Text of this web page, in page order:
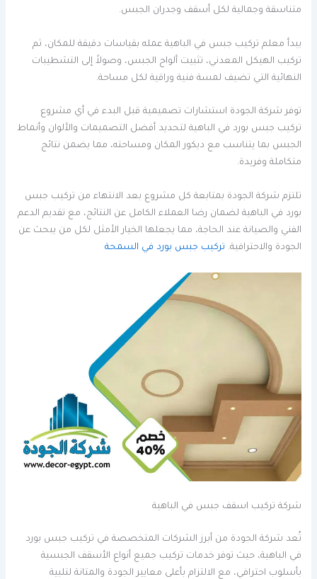
متناسقة وجمالية لكل أسقف وجدران الجبس.
يبدأ معلم تركيب جبس في الباهية عمله بقياسات دقيقة للمكان، ثم
تركيب الهيكل المعدني، تثبيت ألواح الجبس، وصولاً إلى التشطيبات
النهائية التي تضيف لمسة فنية وراقية لكل مساحة.
توفر شركة الجودة استشارات تصميمية قبل البدء في أي مشروع
تركيب جبس بورد في الباهية لتحديد أفضل التصميمات والألوان وأنماط
الجبس بما يتناسب مع ديكور المكان ومساحته، مما يضمن نتائج
متكاملة وفريدة.
تلتزم شركة الجودة بمتابعة كل مشروع بعد الانتهاء من تركيب جبس
بورد في الباهية لضمان رضا العملاء الكامل عن النتائج، مع تقديم الدعم
الفني والصيانة عند الحاجة، مما يجعلها الخيار الأمثل لكل من يبحث عن
الجودة والاحترافية. تركيب جبس بورد في السمحة
شركة تركيب اسقف جبس في الباهية
تُعد شركة الجودة من أبرز الشركات المتخصصة في تركيب جبس بورد
في الباهية، حيث توفر خدمات تركيب جميع أنواع الأسقف الجبسية
بأسلوب احترافي، مع الالتزام بأعلى معايير الجودة والمتانة لتلبية